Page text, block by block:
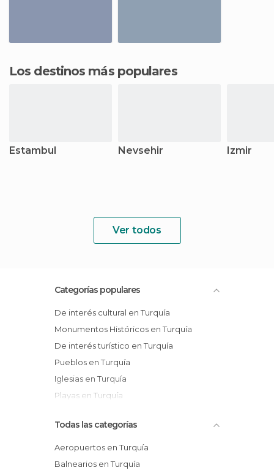
Los destinos más populares
Estambul Nevsehir Izmir
Ver todos
Categorías populares
De interés cultural en Turquía
Monumentos Históricos en Turquía
De interés turístico en Turquía
Pueblos en Turquía
Iglesias en Turquía
Playas en Turquía
Todas las categorías
Aeropuertos en Turquía
Balnearios en Turquía